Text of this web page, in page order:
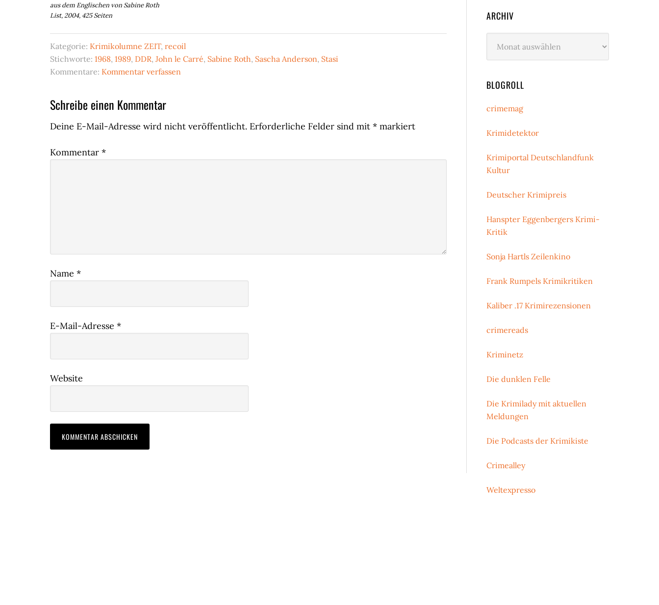
aus dem Englischen von Sabine Roth
List, 2004, 425 Seiten
Kategorie: Krimikolumne ZEIT, recoil
Stichworte: 1968, 1989, DDR, John le Carré, Sabine Roth, Sascha Anderson, Stasi
Kommentare: Kommentar verfassen
Leser-
Interaktionen
Schreibe einen Kommentar
Deine E-Mail-Adresse wird nicht veröffentlicht. Erforderliche Felder sind mit * markiert
Kommentar *
Name *
E-Mail-Adresse *
Website
ARCHIV
BLOGROLL
crimemag
Krimidetektor
Krimiportal Deutschlandfunk
Kultur
Deutscher Krimipreis
Hanspter Eggenbergers Krimi-
Kritik
Sonja Hartls Zeilenkino
Frank Rumpels Krimikritiken
Kaliber .17 Krimirezensionen
crimereads
Kriminetz
Die dunklen Felle
Die Krimilady mit aktuellen
Meldungen
Die Podcasts der Krimikiste
Crimealley
Weltexpresso